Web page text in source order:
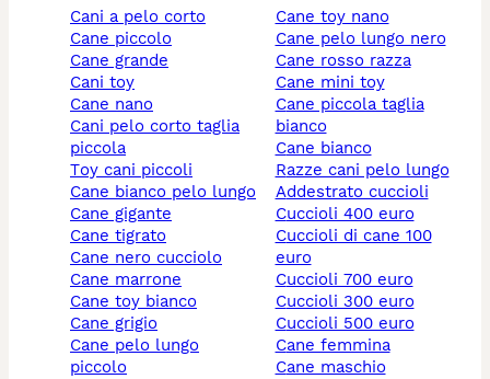
cani a pelo corto
cane piccolo
cane grande
cani toy
cane nano
cani pelo corto taglia
piccola
toy cani piccoli
cane bianco pelo lungo
cane gigante
cane tigrato
cane nero cucciolo
cane marrone
cane toy bianco
cane grigio
cane pelo lungo
piccolo
cane toy nano
cane pelo lungo nero
cane rosso razza
cane mini toy
cane piccola taglia
bianco
cane bianco
razze cani pelo lungo
addestrato cuccioli
cuccioli 400 euro
cuccioli di cane 100
euro
cuccioli 700 euro
cuccioli 300 euro
cuccioli 500 euro
cane femmina
cane maschio